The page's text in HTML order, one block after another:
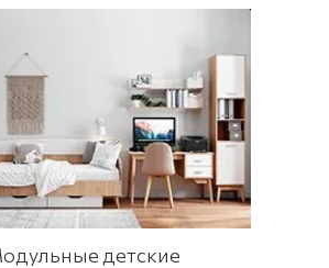
детские